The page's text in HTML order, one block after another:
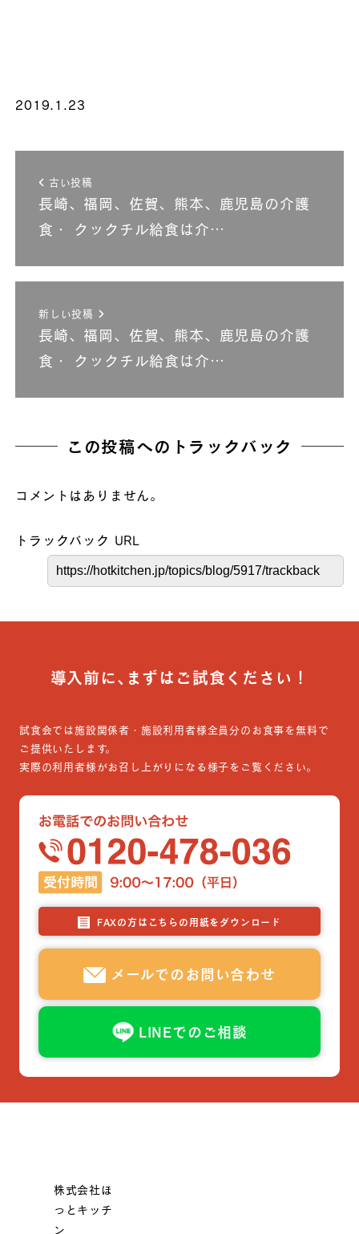
2019.1.23
古い投稿
長崎、福岡、佐賀、熊本、鹿児島の介護
食・ クックチル給食は介…
新しい投稿
長崎、福岡、佐賀、熊本、鹿児島の介護
食・ クックチル給食は介…
この投稿へのトラックバック
コメントはありません。
トラックバック URL
導入前に､まずはご試食ください！
試食会では施設関係者・施設利用者様全員分のお食事を無料で
ご提供いたします。
実際の利用者様がお召し上がりになる様子をご覧ください。
FAXの方はこちらの用紙をダウンロード
メールでのお問い合わせ
LINEでのご相談
株式会社ほ
っとキッチ
ン